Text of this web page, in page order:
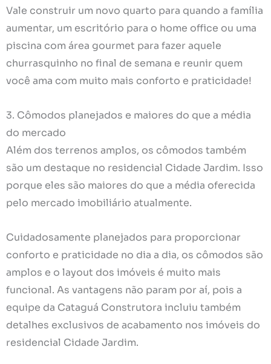
Vale construir um novo quarto para quando a família
aumentar, um escritório para o home office ou uma
piscina com área gourmet para fazer aquele
churrasquinho no final de semana e reunir quem
você ama com muito mais conforto e praticidade!
3. Cômodos planejados e maiores do que a média
do mercado
Além dos terrenos amplos, os cômodos também
são um destaque no residencial Cidade Jardim. Isso
porque eles são maiores do que a média oferecida
pelo mercado imobiliário atualmente.
Cuidadosamente planejados para proporcionar
conforto e praticidade no dia a dia, os cômodos são
amplos e o layout dos imóveis é muito mais
funcional. As vantagens não param por aí, pois a
equipe da Cataguá Construtora incluiu também
detalhes exclusivos de acabamento nos imóveis do
residencial Cidade Jardim.